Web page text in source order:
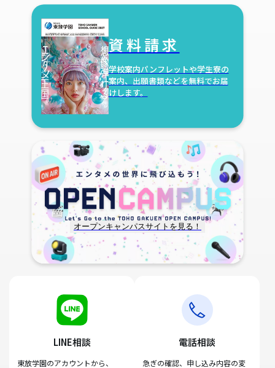
資料請求
学校案内パンフレットや学生寮の
案内、 出願書類などを無料でお届
けします。
オープンキャンパスサイトを見る！
LINE相談
東放学園のアカウントから、
電話相談
急ぎの確認、申し込み内容の変